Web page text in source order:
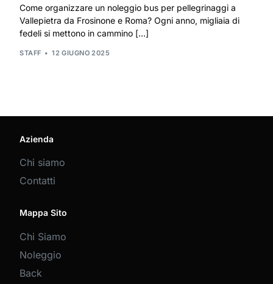
Come organizzare un noleggio bus per pellegrinaggi a
Vallepietra da Frosinone e Roma? Ogni anno, migliaia di
fedeli si mettono in cammino […]
STAFF 12 GIUGNO 2025
Azienda
Chi siamo
Contatti
Mappa Sito
Chi Siamo
Noleggio
Back